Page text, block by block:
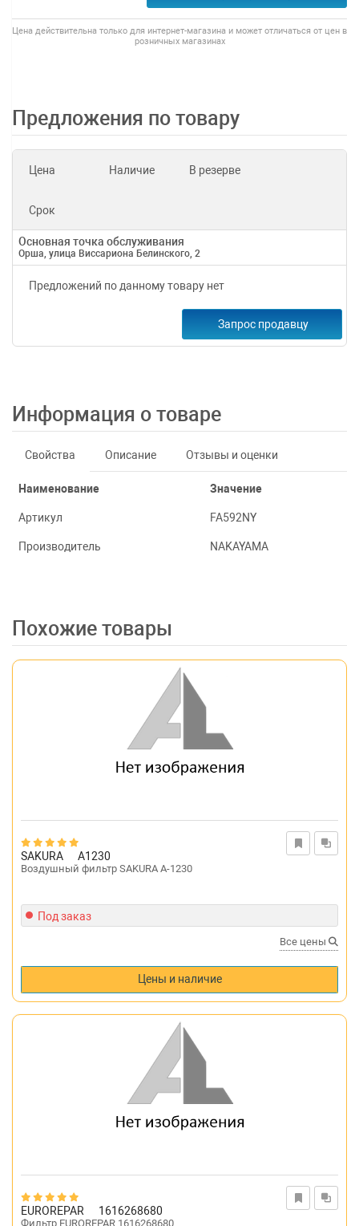
Цена действительна только для интернет-магазина и может отличаться от цен в
розничных магазинах
Предложения по товару
Цена Наличие В резерве
Срок
Основная точка обслуживания
Орша, улица Виссариона Белинского, 2
Предложений по данному товару нет
Запрос продавцу
Информация о товаре
Свойства Описание Отзывы и оценки
Наименование Значение
Артикул FA592NY
Производитель NAKAYAMA
Похожие товары
SAKURA A1230
Воздушный фильтр SAKURA A-1230
Под заказ
Все цены
Цены и наличие
EUROREPAR 1616268680
Фильтр EUROREPAR 1616268680